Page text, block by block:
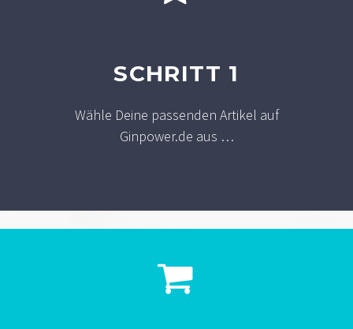
SCHRITT 1
Wähle Deine passenden Artikel auf
Ginpower.de aus …

